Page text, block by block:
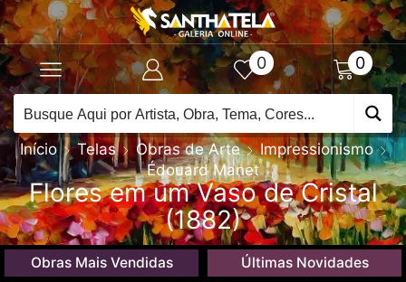
0 0
Início Telas Obras de Arte
Impressionismo
Édouard Manet
Flores em um Vaso de Cristal
(1882)
Obras Mais Vendidas Últimas Novidades